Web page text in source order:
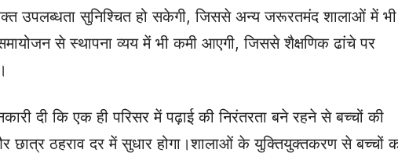
उपलब्धता सुनिश्चित हो सकेगी, जिससे अन्य जरूरतमंद शालाओं में भी
से स्थापना व्यय में भी कमी आएगी, जिससे शैक्षणिक ढांचे पर
दी कि एक ही परिसर में पढ़ाई की निरंतरता बने रहने से बच्चों की
छात्र ठहराव दर में सुधार होगा।शालाओं के युक्तियुक्तकरण से बच्चों